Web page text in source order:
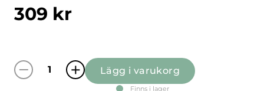
309 kr
Fjällvandring orange serveringsbräda mängd
Lägg i varukorg
Finns i lager